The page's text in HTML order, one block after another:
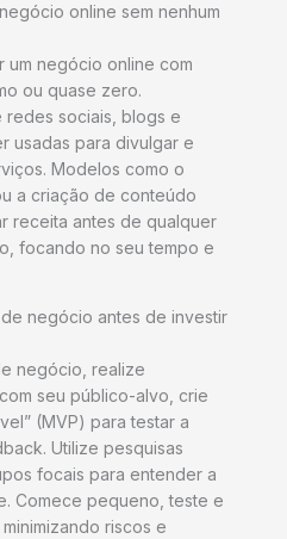
online sem nenhum
um negócio online com
ou quase zero.
redes sociais, blogs e
usadas para divulgar e
Modelos como o
a criação de conteúdo
receita antes de qualquer
focando no seu tempo e
negócio antes de investir
negócio, realize
seu público-alvo, crie
(MVP) para testar a
Utilize pesquisas
focais para entender a
Comece pequeno, teste e
riscos e